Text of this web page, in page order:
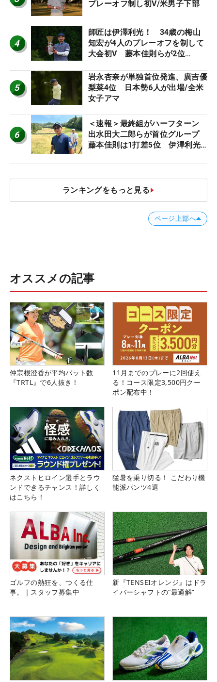
プレーオフ制し初V/米男子下部
4
師匠は伊澤利光！ 34歳の梅山
知宏が4人のプレーオフを制して
大会初V 藤本佳則らが2位
5
岩永杏奈が単独首位発進、廣吉優
梨菜4位 日本勢6人が出場/全米
女子アマ
6
＜速報＞最終組がハーフターン
出水田大二郎らが首位グループ
藤本佳則は1打差5位 伊澤利光
JOYX OPEN】
ランキングをもっと見る
ページ上部へ
オススメの記事
仲宗根澄香が平均パット数
『TRTL』で6人抜き！
11月までのプレーに2回使え
る！コース限定3,500円クー
ポン配布中！
ネクストヒロイン選手とラウ
ンドできるチャンス！詳しく
はこちら！
猛暑を乗り切る！ こだわり機
能派パンツ4選
ゴルフの熱狂を、つくる仕
事。｜スタッフ募集中
新『TENSEIオレンジ』はドラ
イバーシャフトの“最適解”